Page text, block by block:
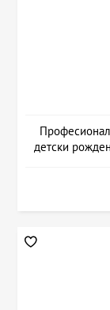
детски